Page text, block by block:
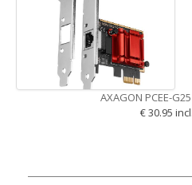
AXAGON PCEE-
€ 30.95